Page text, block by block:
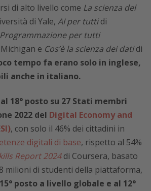
di alto livello come La scienza del
di Yale, AI per tuttidi
Programmazione per tutti
e Cos’è la scienza dei datidi
tempo fa erano solo in inglese,
anche in italiano.
18° posto su 27 Stati membri
2022 del Digital Economy and
, con solo il 46% dei cittadini in
digitali di base, rispetto al 54%
Report 2024 di Coursera, basato
milioni di studenti della piattaforma,
posto a livello globale e al 12°